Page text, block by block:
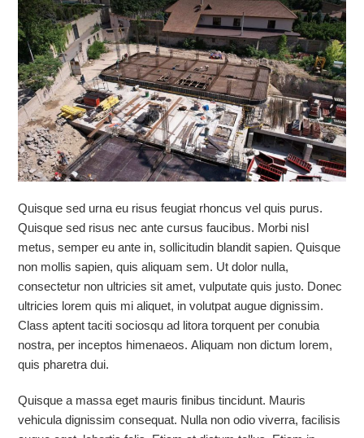
Quisque sed urna eu risus feugiat rhoncus vel quis purus.
Quisque sed risus nec ante cursus faucibus. Morbi nisl
metus, semper eu ante in, sollicitudin blandit sapien. Quisque
non mollis sapien, quis aliquam sem. Ut dolor nulla,
consectetur non ultricies sit amet, vulputate quis justo. Donec
ultricies lorem quis mi aliquet, in volutpat augue dignissim.
Class aptent taciti sociosqu ad litora torquent per conubia
nostra, per inceptos himenaeos. Aliquam non dictum lorem,
quis pharetra dui.
Quisque a massa eget mauris finibus tincidunt. Mauris
vehicula dignissim consequat. Nulla non odio viverra, facilisis